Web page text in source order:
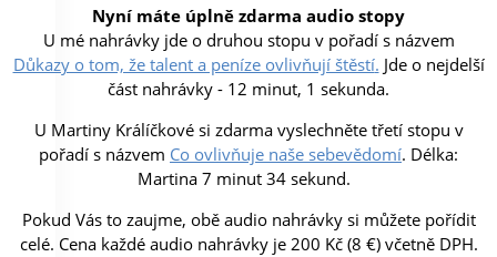
Nyní máte úplně zdarma audio stopy
U mé nahrávky jde o druhou stopu v pořadí s názvem
Důkazy o tom, že talent a peníze ovlivňují štěstí. Jde o nejdelší
část nahrávky - 12 minut, 1 sekunda.
U Martiny Králíčkové si zdarma vyslechněte třetí stopu v
pořadí s názvem Co ovlivňuje naše sebevědomí. Délka:
Martina 7 minut 34 sekund.
Pokud Vás to zaujme, obě audio nahrávky si můžete pořídit
celé. Cena každé audio nahrávky je 200 Kč (8 €) včetně DPH.